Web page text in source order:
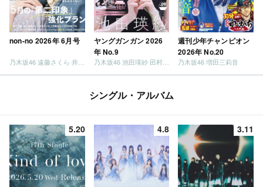
non-no 2026年 6月号
ヤングガンガン 2026
年 No.9
乃木坂46 池田瑛紗 田村真佑
週刊少年チャンピオン
2026年 No.20
乃木坂46 増田三莉音
シングル・アルバム
5.20 4.8 3.11